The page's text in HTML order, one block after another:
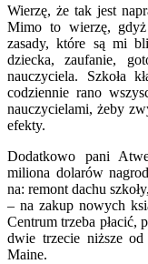
Wierzę, że tak jest
Mimo to wierzę, gdyż
zasady, które są mi
dziecka, zaufanie,
nauczyciela. Szkoła
codziennie rano
nauczycielami, żeby
efekty.
Dodatkowo pani
miliona dolarów
na: remont dachu
– na zakup nowych
Centrum trzeba płacić,
dwie trzecie niższe od
Maine.